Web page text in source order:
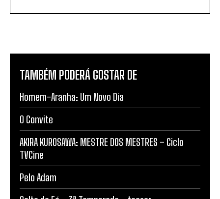
TAMBÉM PODERÁ GOSTAR DE
Homem-Aranha: Um Novo Dia
O Convite
AKIRA KUROSAWA: MESTRE DOS MESTRES – Ciclo
TVCine
Pelo Adam